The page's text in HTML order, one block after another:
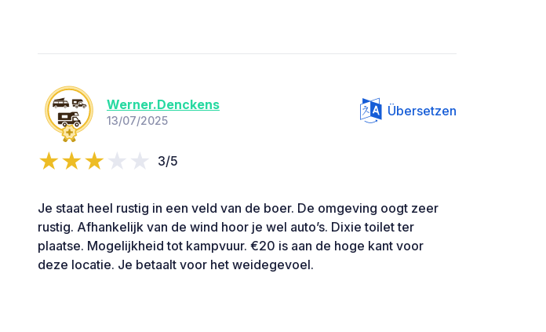
Werner.Denckens
13/07/2025
Übersetzen
3/5
Je staat heel rustig in een veld van de boer. De omgeving oogt zeer
rustig. Afhankelijk van de wind hoor je wel auto’s. Dixie toilet ter
plaatse. Mogelijkheid tot kampvuur. €20 is aan de hoge kant voor
deze locatie. Je betaalt voor het weidegevoel.